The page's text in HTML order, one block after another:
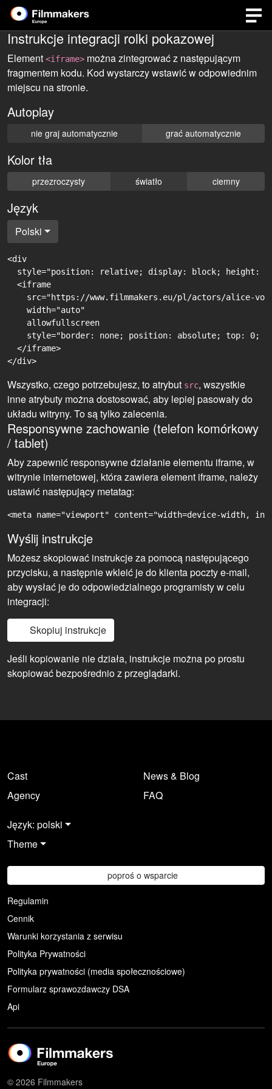
Instrukcje integracji rolki pokazowej
Element <iframe> można zintegrować z następującym
fragmentem kodu. Kod wystarczy wstawić w odpowiednim
miejscu na stronie.
Autoplay
nie graj automatycznie grać automatycznie
Kolor tła
przezroczysty światło ciemny
Język
Polski
<div
style="position: relative; display: block; height:
  <iframe
src="https://www.filmmakers.eu/pl/actors/alice-
    width="auto"
    allowfullscreen
style="border: none; position: absolute; top: 0;
  </iframe>
Wszystko, czego potrzebujesz, to atrybut src, wszystkie
inne atrybuty można dostosować, aby lepiej pasowały do
układu witryny. To są tylko zalecenia.
Responsywne zachowanie (telefon komórkowy
/ tablet)
Aby zapewnić responsywne działanie elementu iframe, w
witrynie internetowej, która zawiera element iframe, należy
ustawić następujący metatag:
<meta name="viewport" content="width=device-width,
Wyślij instrukcje
Możesz skopiować instrukcje za pomocą następującego
przycisku, a następnie wkleić je do klienta poczty e-mail,
aby wysłać je do odpowiedzialnego programisty w celu
integracji:
Skopiuj instrukcje
Jeśli kopiowanie nie działa, instrukcje można po prostu
skopiować bezpośrednio z przeglądarki.
Cast
Agency
News & Blog
FAQ
Język: polski
Theme
poproś o wsparcie
Regulamin
Cennik
Warunki korzystania z serwisu
Polityka Prywatności
Polityka prywatności (media społecznościowe)
Formularz sprawozdawczy DSA
Api
© 2026 Filmmakers